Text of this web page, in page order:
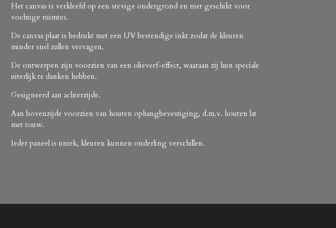
Het canvas is verkleefd op een stevige ondergrond en niet geschikt voor
vochtige ruimtes.
De canvas plaat is bedrukt met een UV bestendige inkt zodat de kleuren
minder snel zullen vervagen.
De ontwerpen zijn voorzien van een olieverf-effect, waaraan zij hun speciale
uiterlijk te danken hebben.
Gesigneerd aan achterzijde.
Aan bovenzijde voorzien van houten ophangbevestiging, d.m.v. houten lat
met touw.
Ieder paneel is uniek, kleuren kunnen onderling verschillen.